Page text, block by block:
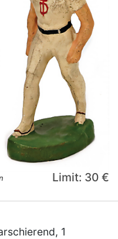
Limit: 30 €
1